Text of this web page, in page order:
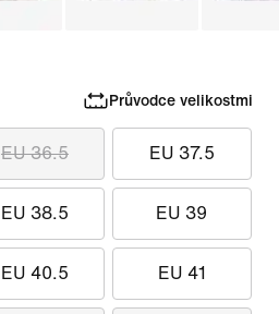
Průvodce velikostmi
EU 36.5 EU 37.5
EU 38.5 EU 39
EU 40.5 EU 41